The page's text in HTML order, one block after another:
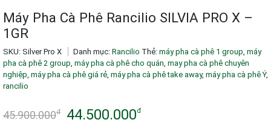
Máy Pha Cà Phê Rancilio SILVIA PRO X –
1GR
SKU: Silver Pro X Danh mục: Rancilio Thẻ: máy pha cà phê 1 group, máy
pha cà phê 2 group, máy pha cà phê cho quán, may pha cà phê chuyên
nghiệp, máy pha cà phê giá rẻ, máy pha cà phê take away, máy pha cà phê Ý,
rancilio
45.900.000đ
Giá
44.500.000đ
Giá